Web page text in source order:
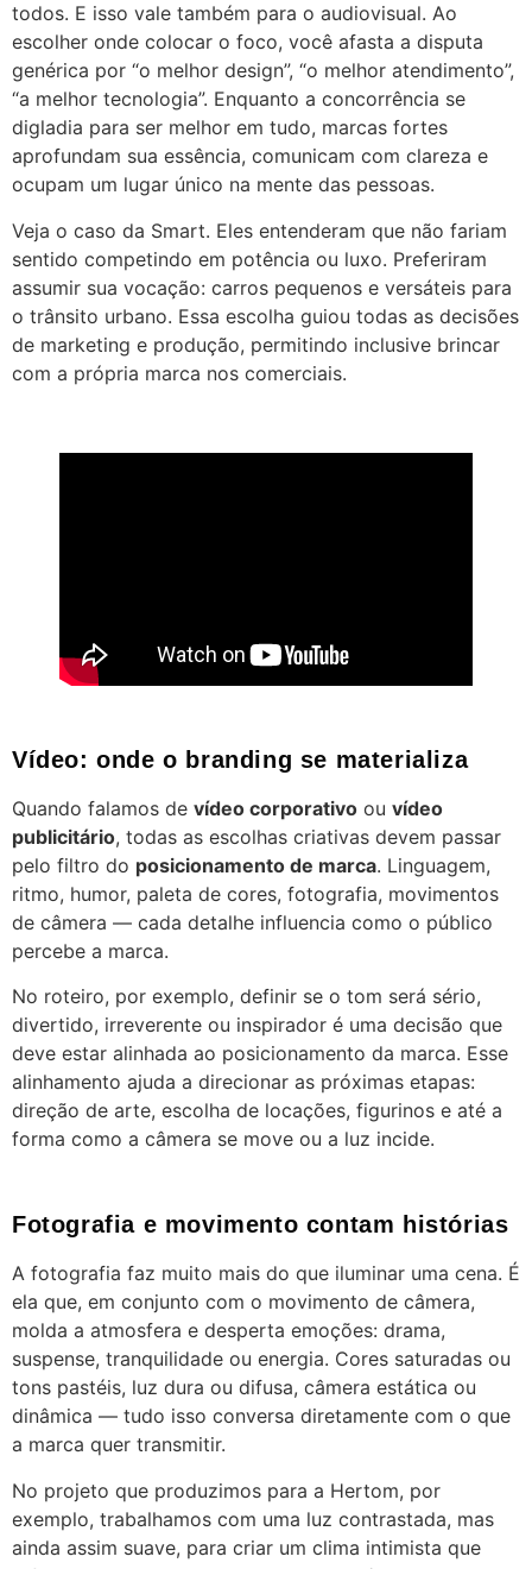
todos. E isso vale também para o audiovisual. Ao
escolher onde colocar o foco, você afasta a disputa
genérica por “o melhor design”, “o melhor atendimento”,
“a melhor tecnologia”. Enquanto a concorrência se
digladia para ser melhor em tudo, marcas fortes
aprofundam sua essência, comunicam com clareza e
ocupam um lugar único na mente das pessoas.
Veja o caso da Smart. Eles entenderam que não fariam
sentido competindo em potência ou luxo. Preferiram
assumir sua vocação: carros pequenos e versáteis para
o trânsito urbano. Essa escolha guiou todas as decisões
de marketing e produção, permitindo inclusive brincar
com a própria marca nos comerciais.
Vídeo: onde o branding se materializa
Quando falamos de vídeo corporativo ou vídeo
publicitário, todas as escolhas criativas devem passar
pelo filtro do posicionamento de marca. Linguagem,
ritmo, humor, paleta de cores, fotografia, movimentos
de câmera — cada detalhe influencia como o público
percebe a marca.
No roteiro, por exemplo, definir se o tom será sério,
divertido, irreverente ou inspirador é uma decisão que
deve estar alinhada ao posicionamento da marca. Esse
alinhamento ajuda a direcionar as próximas etapas:
direção de arte, escolha de locações, figurinos e até a
forma como a câmera se move ou a luz incide.
Fotografia e movimento contam histórias
A fotografia faz muito mais do que iluminar uma cena. É
ela que, em conjunto com o movimento de câmera,
molda a atmosfera e desperta emoções: drama,
suspense, tranquilidade ou energia. Cores saturadas ou
tons pastéis, luz dura ou difusa, câmera estática ou
dinâmica — tudo isso conversa diretamente com o que
a marca quer transmitir.
No projeto que produzimos para a Hertom, por
exemplo, trabalhamos com uma luz contrastada, mas
ainda assim suave, para criar um clima intimista que